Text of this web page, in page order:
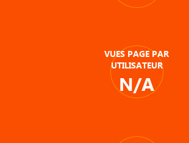
VUES PAGE PAR
UTILISATEUR
N/A